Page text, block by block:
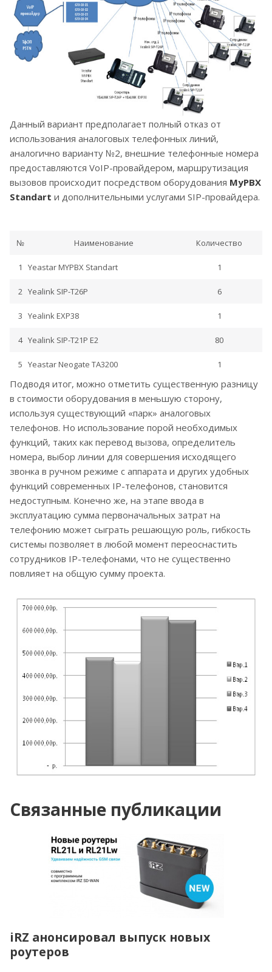
Данный вариант предполагает полный отказ от
использования аналоговых телефонных линий,
аналогично варианту №2, внешние телефонные номера
предоставляются VoIP-провайдером, маршрутизация
вызовов происходит посредством оборудования MyPBX
Standart и дополнительными услугами SIP-провайдера.
№ Наименование Количество
1 Yeastar MYPBX Standart 1
2 Yealink SIP-T26P 6
3 Yealink EXP38 1
4 Yealink SIP-T21P E2 80
5 Yeastar Neogate TA3200 1
Подводя итог, можно отметить существенную разницу
в стоимости оборудования в меньшую сторону,
используя существующий «парк» аналоговых
телефонов. Но использование порой необходимых
функций, таких как перевод вызова, определитель
номера, выбор линии для совершения исходящего
звонка в ручном режиме с аппарата и других удобных
функций современных IP-телефонов, становится
недоступным. Конечно же, на этапе ввода в
эксплуатацию сумма первоначальных затрат на
телефонию может сыграть решающую роль, гибкость
системы позволяет в любой момент переоснастить
сотрудников IP-телефонами, что не существенно
повлияет на общую сумму проекта.
Связанные публикации
iRZ анонсировал выпуск новых
роутеров